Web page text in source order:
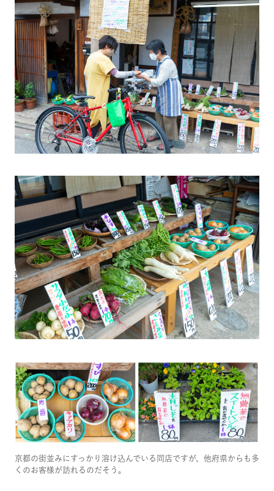
京都の街並みにすっかり溶け込んでいる同店ですが、他府県からも多
くのお客様が訪れるのだそう。